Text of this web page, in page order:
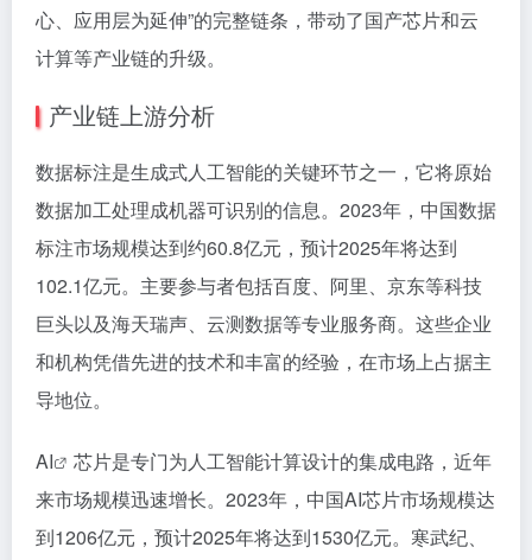
心、应用层为延伸”的完整链条，带动了国产芯片和云
计算等产业链的升级。
产业链上游分析
数据标注是生成式人工智能的关键环节之一，它将原始
数据加工处理成机器可识别的信息。2023年，中国数据
标注市场规模达到约60.8亿元，预计2025年将达到
102.1亿元。主要参与者包括百度、阿里、京东等科技
巨头以及海天瑞声、云测数据等专业服务商。这些企业
和机构凭借先进的技术和丰富的经验，在市场上占据主
导地位。
AI
芯片是专门为人工智能计算设计的集成电路，近年
来市场规模迅速增长。2023年，中国AI芯片市场规模达
到1206亿元，预计2025年将达到1530亿元。寒武纪、